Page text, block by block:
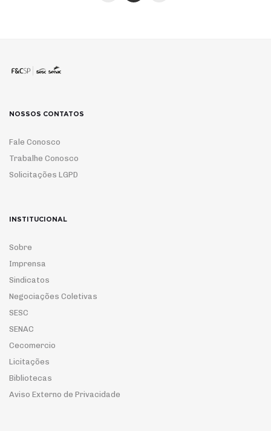
NOSSOS CONTATOS
Fale Conosco
Trabalhe Conosco
Solicitações LGPD
INSTITUCIONAL
Sobre
Imprensa
Sindicatos
Negociações Coletivas
SESC
SENAC
Cecomercio
Licitações
Bibliotecas
Aviso Externo de Privacidade